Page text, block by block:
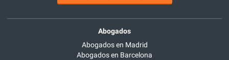
Abogados
Abogados en Madrid
Abogados en Barcelona